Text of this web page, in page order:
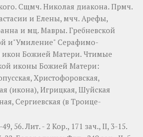
Сщмч. Николая диакона. Прмч.
и Елены, мчч. Арефы,
и мц. Мавры. Гребневской
и"Умиление" Серафимо-
икон Божией Матери. Чтимые
иконы Божией Матери:
, Христофоровская,
(икона), Игрицкая, Шуйская
, Сергиевская (в Троице-
56.Лит. - 2 Кор., 171 зач., II, 3-15.